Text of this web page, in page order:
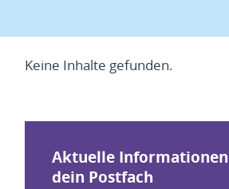
Keine Inhalte gefunden.
Aktuelle
dein Postfach